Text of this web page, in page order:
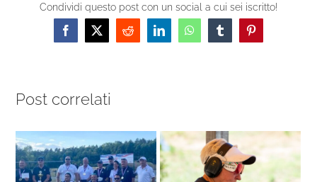
Condividi questo post con un social a cui sei iscritto!
Facebook
X RedditLinkedInWhatsAppTumblrPinterest
Post correlati